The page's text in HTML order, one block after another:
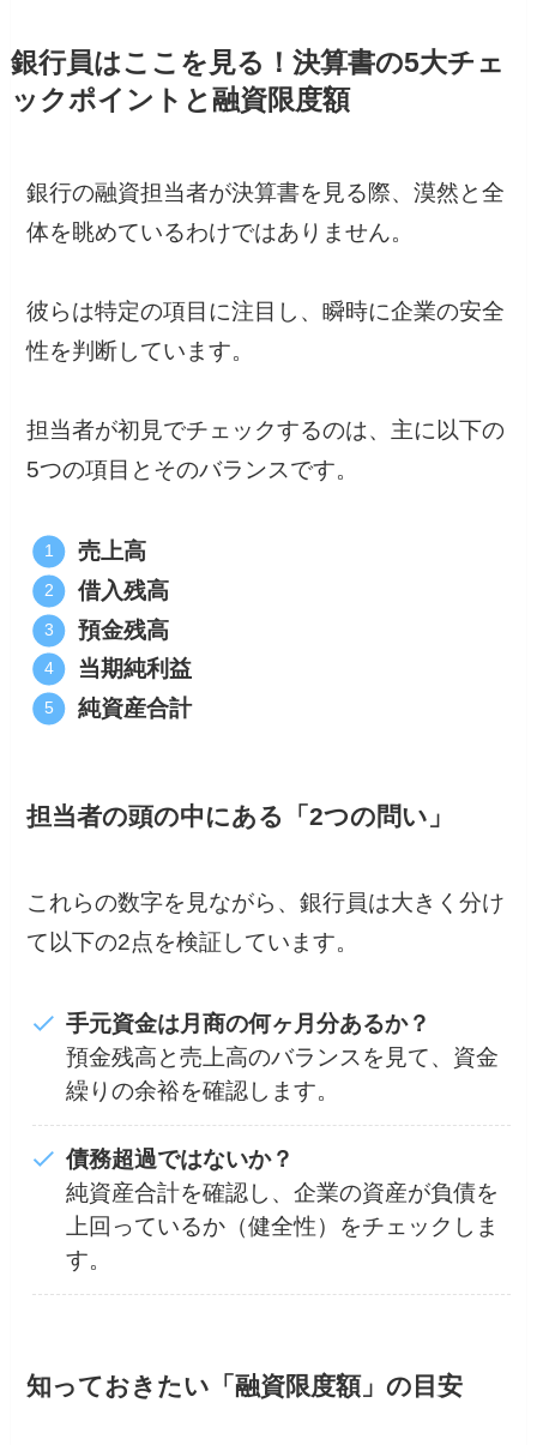
銀行員はここを見る！決算書の5大チェ
ックポイントと融資限度額
銀行の融資担当者が決算書を見る際、漠然と全
体を眺めているわけではありません。
彼らは特定の項目に注目し、瞬時に企業の安全
性を判断しています。
担当者が初見でチェックするのは、主に以下の
5つの項目とそのバランスです。
売上高
借入残高
預金残高
当期純利益
純資産合計
担当者の頭の中にある「2つの問い」
これらの数字を見ながら、銀行員は大きく分け
て以下の2点を検証しています。
手元資金は月商の何ヶ月分あるか？
預金残高と売上高のバランスを見て、資金
繰りの余裕を確認します。
債務超過ではないか？
純資産合計を確認し、企業の資産が負債を
上回っているか（健全性）をチェックしま
す。
知っておきたい「融資限度額」の目安